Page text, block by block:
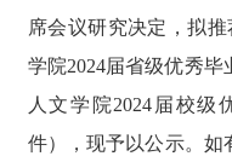
席会议研究决定，拟
学院2024届省级优秀
人文学院2024届校
件），现予以公示。如